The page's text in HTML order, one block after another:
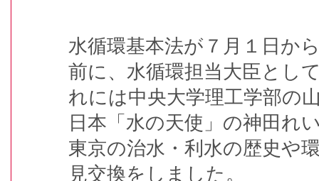
水循環基本法が７月１日か
前に、水循環担当大臣とし
れには中央大学理工学部の
日本「水の天使」の神田れ
東京の治水・利水の歴史や
見交換をしました。